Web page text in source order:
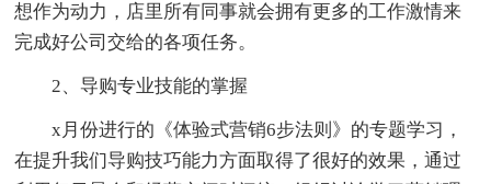
想作为动力，店里所有同事就会拥有更多的工作激情来
完成好公司交给的各项任务。
2、导购专业技能的掌握
x月份进行的《体验式营销6步法则》的专题学习，
在提升我们导购技巧能力方面取得了很好的效果，通过